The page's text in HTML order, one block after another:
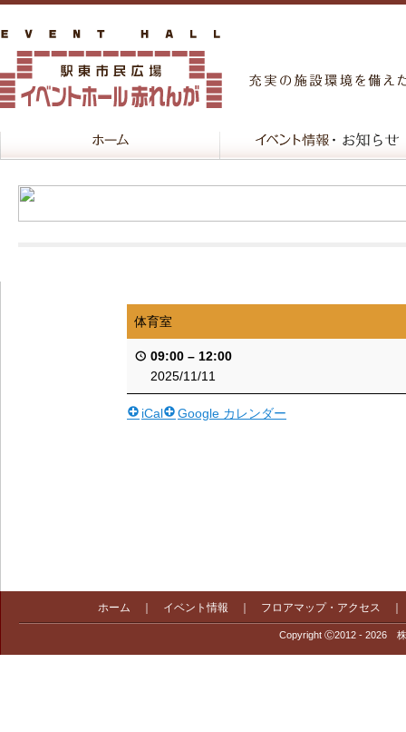
体育室
09:00 – 12:00
2025/11/11
iCal Google カレンダー
ホーム イベント情報 フロアマップ・アクセス
Copyright Ⓒ2012 - 2026 株